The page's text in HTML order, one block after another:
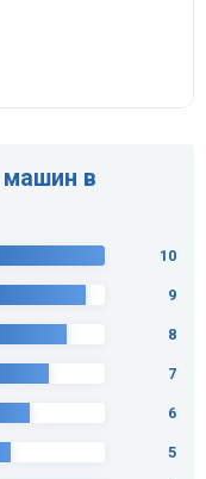
в
10
9
8
7
6
5